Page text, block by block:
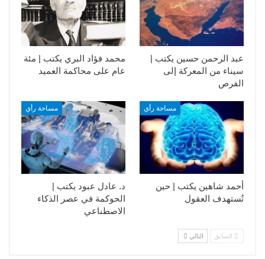
محمد فؤاد البري يكتب | مئة
عام على محاكمة العميد
عبد الرحمن حسين يكتب |
سيناء من المعركة إلى
الفرص
مساحة رأي
د. عادل عبود يكتب |
الحوكمة في عصر الذكاء
الاصطناعي
مساحة رأي
أحمد شاهين يكتب | حين
تُستهدف العقول
السابق التالي